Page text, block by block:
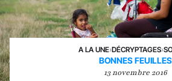
A LA UNE›DÉCRYPTAGES›
BONNES FEUILLES
13 novembre 2016